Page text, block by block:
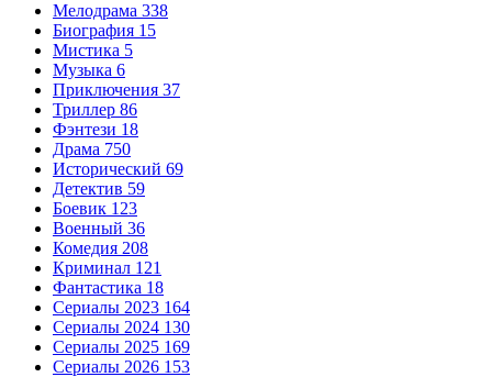
Мелодрама 338
Биография 15
Мистика 5
Музыка 6
Приключения 37
Триллер 86
Фэнтези 18
Драма 750
Исторический 69
Детектив 59
Боевик 123
Военный 36
Комедия 208
Криминал 121
Фантастика 18
Сериалы 2023 164
Сериалы 2024 130
Сериалы 2025 169
Сериалы 2026 153